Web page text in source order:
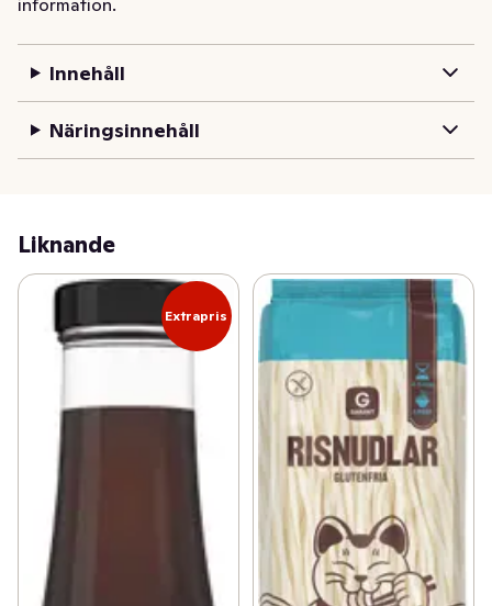
Innehåll
Näringsinnehåll
Liknande
Extrapris